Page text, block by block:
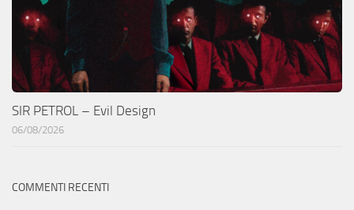
SIR PETROL – Evil Design
06/08/2026
COMMENTI RECENTI